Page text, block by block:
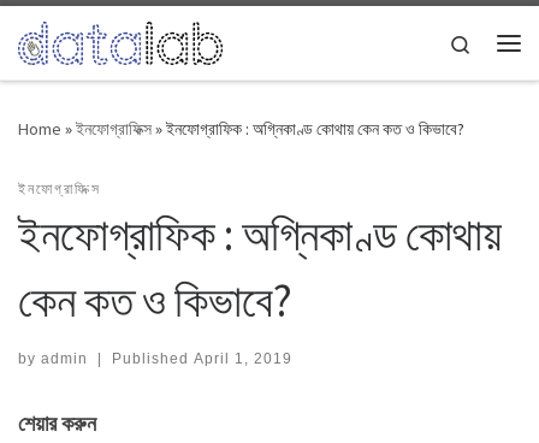
Skip to content
Search
Home »ইনফোগ্রাফিক্স»ইনফোগ্রাফিক : অগ্নিকাণ্ড কোথায় কেন কত ও কিভাবে?
ইনফোগ্রাফিক্স
ইনফোগ্রাফিক : অগ্নিকাণ্ড কোথায়
কেন কত ও কিভাবে?
by admin | Published April 1, 2019
শেয়ার করুন